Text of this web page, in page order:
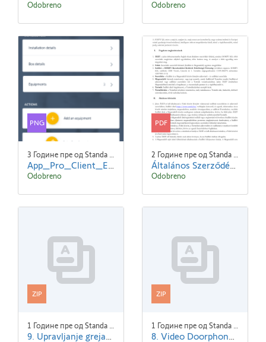
Odobreno Odobreno
PNG
3 Године пре од Standa Blaha
App_Pro_Client_EN_screen2.png
Odobreno
PDF
2 Године пре од Standa Blaha
Általános Szerződési Feltételek- SOMFY - 240101.pdf
Odobreno
ZIP
1 Године пре од Standa Blaha
9. Upravljanje grejanjem.zip
ZIP
1 Године пре од Standa Blaha
8. Video Doorphones.zip